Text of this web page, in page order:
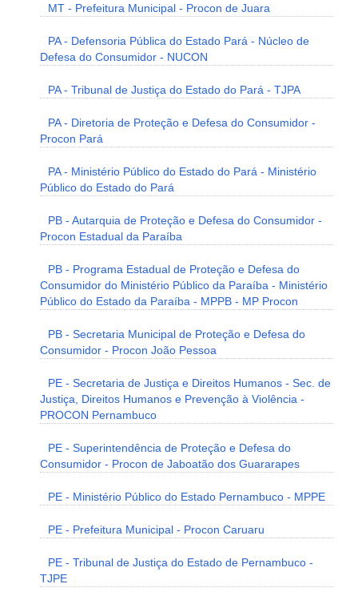
MT - Prefeitura Municipal - Procon de Juara
PA - Defensoria Pública do Estado Pará - Núcleo de
Defesa do Consumidor - NUCON
PA - Tribunal de Justiça do Estado do Pará - TJPA
PA - Diretoria de Proteção e Defesa do Consumidor -
Procon Pará
PA - Ministério Público do Estado do Pará - Ministério
Público do Estado do Pará
PB - Autarquia de Proteção e Defesa do Consumidor -
Procon Estadual da Paraíba
PB - Programa Estadual de Proteção e Defesa do
Consumidor do Ministério Público da Paraíba - Ministério
Público do Estado da Paraíba - MPPB - MP Procon
PB - Secretaria Municipal de Proteção e Defesa do
Consumidor - Procon João Pessoa
PE - Secretaria de Justiça e Direitos Humanos - Sec. de
Justiça, Direitos Humanos e Prevenção à Violência -
PROCON Pernambuco
PE - Superintendência de Proteção e Defesa do
Consumidor - Procon de Jaboatão dos Guararapes
PE - Ministério Público do Estado Pernambuco - MPPE
PE - Prefeitura Municipal - Procon Caruaru
PE - Tribunal de Justiça do Estado de Pernambuco -
TJPE